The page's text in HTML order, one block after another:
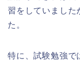
習をしていました
た。
特に、試験勉強で